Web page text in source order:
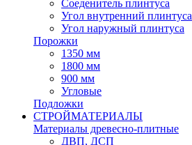
Соеденитель плинтуса
Угол внутренний плинтуса
Угол наружный плинтуса
Порожки
1350 мм
1800 мм
900 мм
Угловые
Подложки
СТРОЙМАТЕРИАЛЫ
Материалы древесно-плитные
ДВП, ДСП